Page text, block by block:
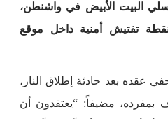
البيت الأبيض في واشنطن،
تفتيش أمنية داخل موقع
عقده بعد حادثة إطلاق النار،
بمفرده، مضيفاً: “يعتقدون أن